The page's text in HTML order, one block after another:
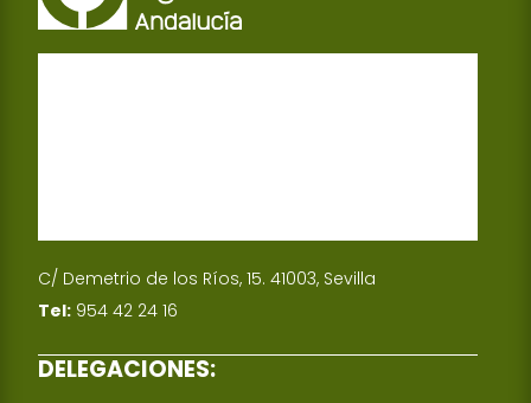
C/ Demetrio de los Ríos, 15. 41003, Sevilla
Tel: 954 42 24 16
DELEGACIONES: